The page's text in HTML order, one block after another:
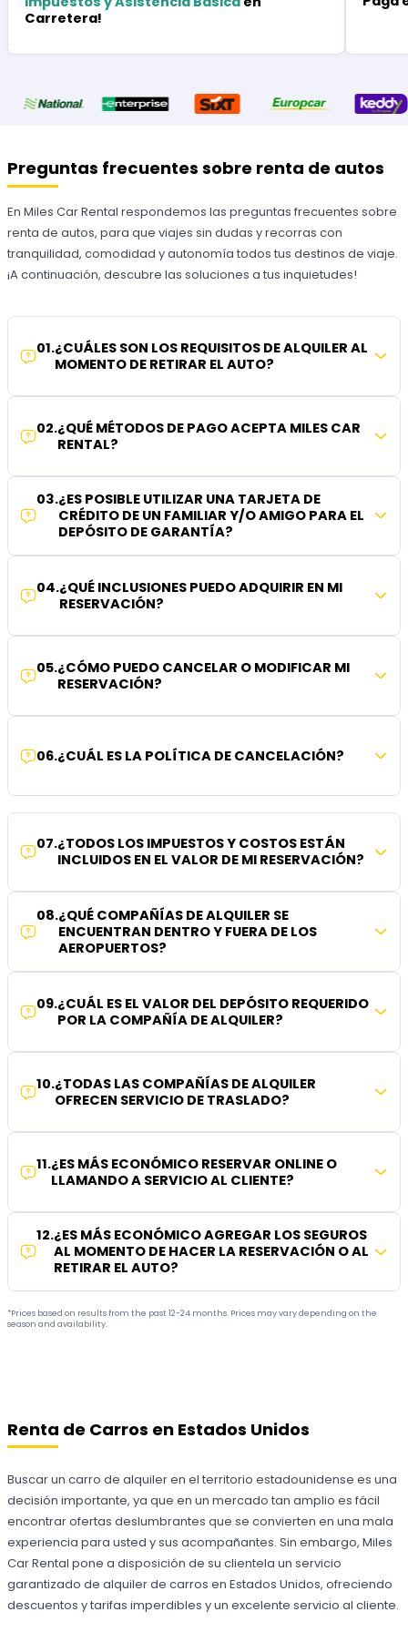
Carretera!
Preguntas frecuentes sobre renta de autos
En Miles Car Rental respondemos las preguntas frecuentes sobre
renta de autos, para que viajes sin dudas y recorras con
tranquilidad, comodidad y autonomía todos tus destinos de viaje.
¡A continuación, descubre las soluciones a tus inquietudes!
01.¿CUÁLES SON LOS REQUISITOS DE ALQUILER AL
MOMENTO DE RETIRAR EL AUTO?
02.¿QUÉ MÉTODOS DE PAGO ACEPTA MILES CAR
RENTAL?
03.¿ES POSIBLE UTILIZAR UNA TARJETA DE
CRÉDITO DE UN FAMILIAR Y/O AMIGO PARA EL
DEPÓSITO DE GARANTÍA?
04.¿QUÉ INCLUSIONES PUEDO ADQUIRIR EN MI
RESERVACIÓN?
05.¿CÓMO PUEDO CANCELAR O MODIFICAR MI
RESERVACIÓN?
06.¿CUÁL ES LA POLÍTICA DE CANCELACIÓN?
07.¿TODOS LOS IMPUESTOS Y COSTOS ESTÁN
INCLUIDOS EN EL VALOR DE MI RESERVACIÓN?
08.¿QUÉ COMPAÑÍAS DE ALQUILER SE
ENCUENTRAN DENTRO Y FUERA DE LOS
AEROPUERTOS?
09.¿CUÁL ES EL VALOR DEL DEPÓSITO REQUERIDO
POR LA COMPAÑÍA DE ALQUILER?
10.¿TODAS LAS COMPAÑÍAS DE ALQUILER
OFRECEN SERVICIO DE TRASLADO?
11.¿ES MÁS ECONÓMICO RESERVAR ONLINE O
LLAMANDO A SERVICIO AL CLIENTE?
12.¿ES MÁS ECONÓMICO AGREGAR LOS SEGUROS
AL MOMENTO DE HACER LA RESERVACIÓN O AL
RETIRAR EL AUTO?
*Prices based on results from the past 12-24 months. Prices may vary depending on the
season and availability.
Renta de Carros en Estados Unidos
Buscar un carro de alquiler en el territorio estadounidense es una
decisión importante, ya que en un mercado tan amplio es fácil
encontrar ofertas deslumbrantes que se convierten en una mala
experiencia para usted y sus acompañantes. Sin embargo, Miles
Car Rental pone a disposición de su clientela un servicio
garantizado de alquiler de carros en Estados Unidos, ofreciendo
descuentos y tarifas imperdibles y un excelente servicio al cliente.